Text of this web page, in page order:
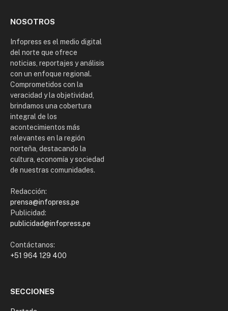
NOSOTROS
Infopress es el medio digital
del norte que ofrece
noticias, reportajes y análisis
con un enfoque regional.
Comprometidos con la
veracidad y la objetividad,
brindamos una cobertura
integral de los
acontecimientos más
relevantes en la región
norteña, destacando la
cultura, economía y sociedad
de nuestras comunidades.
Redacción:
prensa@infopress.pe
Publicidad:
publicidad@infopress.pe
Contáctanos:
+51 964 129 400
SECCIONES